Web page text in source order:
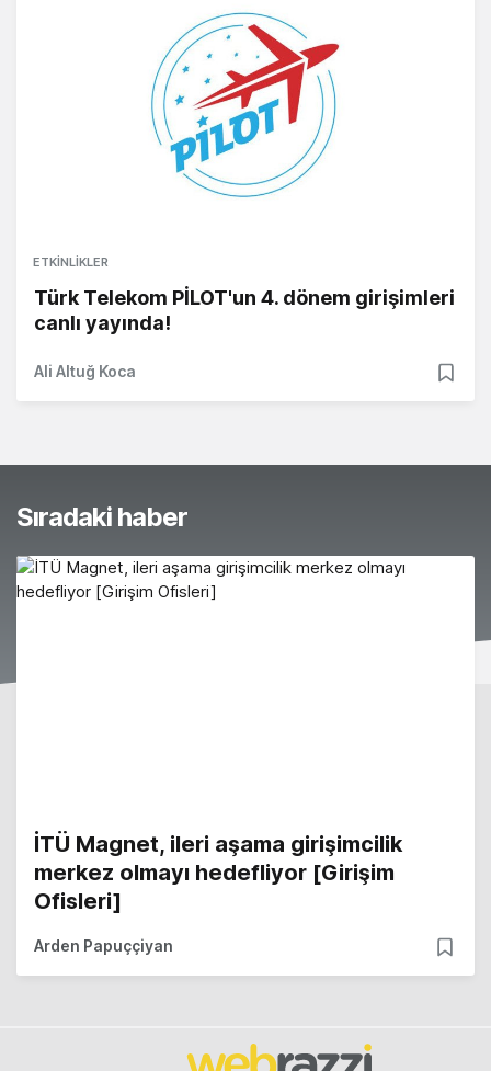
ETKINLIKLER
Türk Telekom PİLOT'un 4. dönem girişimleri
canlı yayında!
Ali Altuğ Koca
Sıradaki haber
İTÜ Magnet, ileri aşama girişimcilik
merkez olmayı hedefliyor [Girişim
Ofisleri]
Arden Papuççiyan